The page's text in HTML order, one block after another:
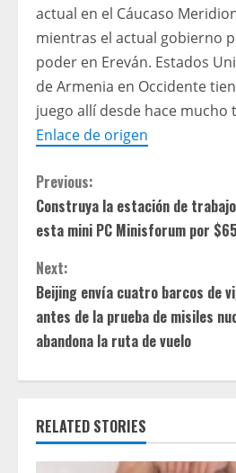
actual en el Cáucaso
mientras el actual gobierno
poder en Ereván. Estados
de Armenia en Occidente
juego allí desde hace mucho
Enlace de origen
C
o
n
t
i
n
u
e
Previous:
Construya la estación de
esta mini PC Minisforum por
Next:
Beijing envía cuatro barcos de
antes de la prueba de misiles
abandona la ruta de vuelo
RELATED STORIES